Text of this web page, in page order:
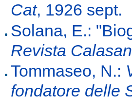
Cat, 1926 sept.
Solana, E.:
Revista
Tommaseo, N.:
fondatore delle